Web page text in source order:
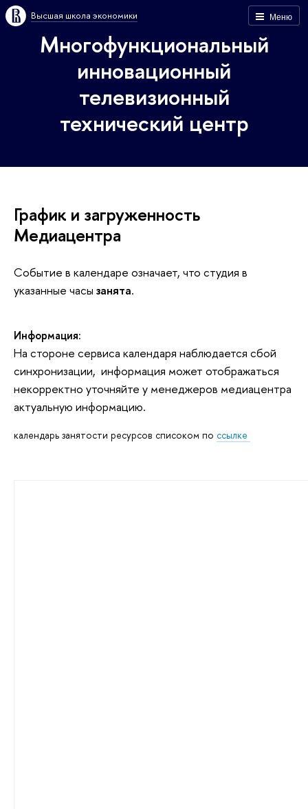
Меню
Высшая школа экономики
Многофункциональный
инновационный
телевизионный
технический центр
График и загруженность
Медиацентра
Событие в календаре означает, что студия в
указанные часы занята.
Информация:
На стороне сервиса календаря наблюдается сбой
синхронизации, информация может отображаться
некорректно уточняйте у менеджеров медиацентра
актуальную информацию.
календарь занятости ресурсов списоком по ссылке